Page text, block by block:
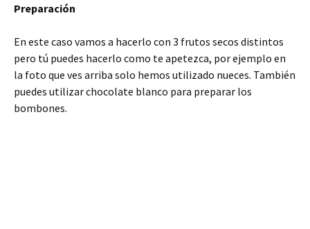
Preparación
En este caso vamos a hacerlo con 3 frutos secos distintos
pero tú puedes hacerlo como te apetezca, por ejemplo en
la foto que ves arriba solo hemos utilizado nueces. También
puedes utilizar chocolate blanco para preparar los
bombones.